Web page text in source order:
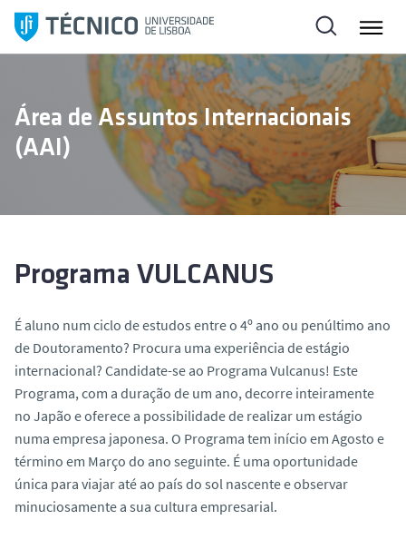
l
a
Área de Assuntos Internacionais
(AAI)
Programa VULCANUS
É aluno num ciclo de estudos entre o 4º ano ou penúltimo ano
de Doutoramento? Procura uma experiência de estágio
internacional? Candidate-se ao Programa Vulcanus! Este
Programa, com a duração de um ano, decorre inteiramente
no Japão e oferece a possibilidade de realizar um estágio
numa empresa japonesa. O Programa tem início em Agosto e
término em Março do ano seguinte. É uma oportunidade
única para viajar até ao país do sol nascente e observar
minuciosamente a sua cultura empresarial.